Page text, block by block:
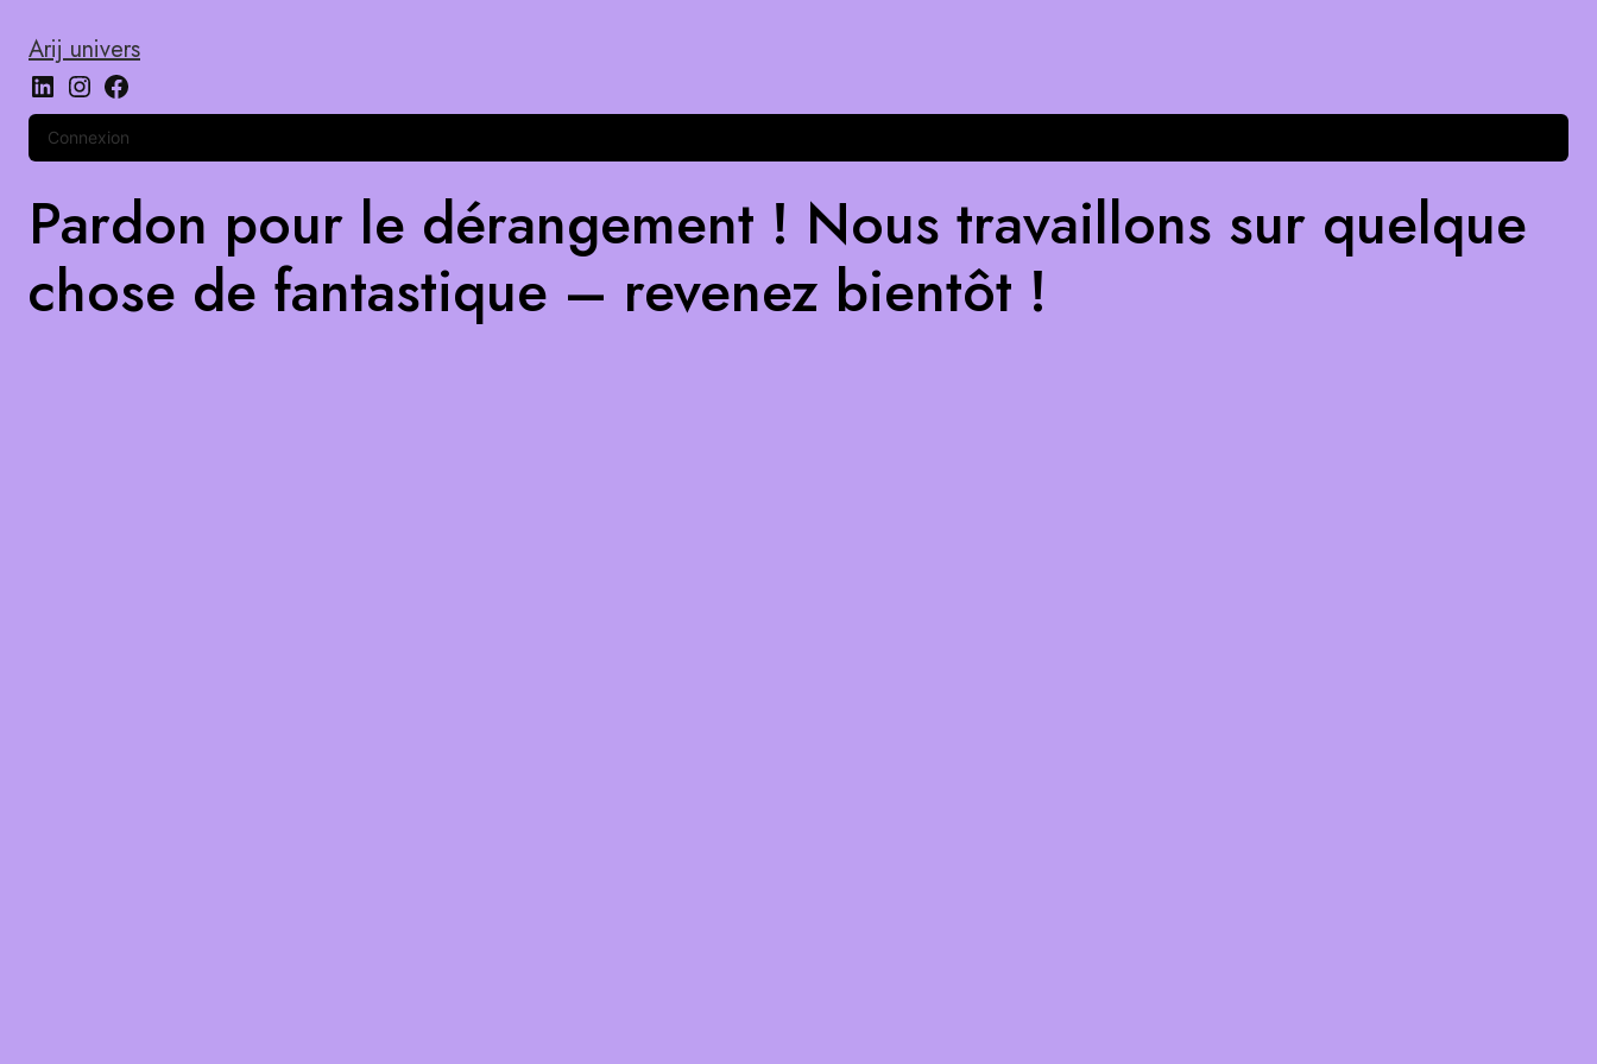
Arij univers
Connexion
Pardon pour le dérangement ! Nous travaillons sur quelque
chose de fantastique – revenez bientôt !